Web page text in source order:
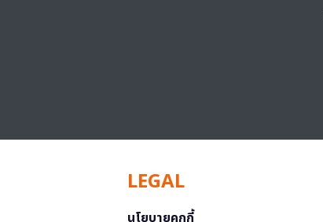
LEGAL
นโยบายคุกกี้